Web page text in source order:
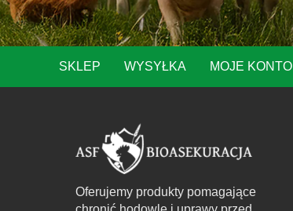
SKLEP WYSYŁKA MOJE KONTO
Oferujemy produkty pomagające